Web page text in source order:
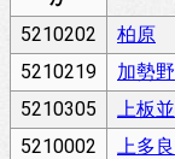
5210202
柏原
5210219
加勢野
5210305
上板並
5210002
上多良